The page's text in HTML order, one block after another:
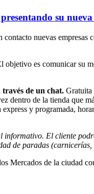
su nueva
nuevas
es comunicar su
de un chat. Gratuita
de la tienda que
y programada,
informativo. El cliente
de paradas
de la ciudad